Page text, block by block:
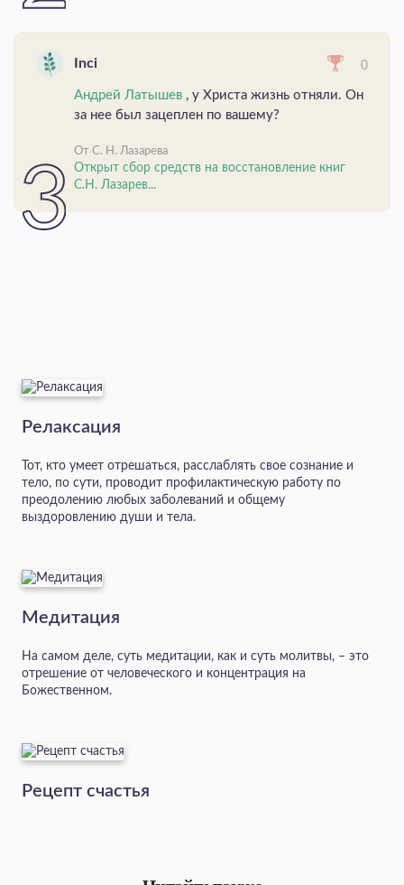
Inci 0
Андрей Латышев , у Христа жизнь отняли. Он
за нее был зацеплен по вашему?
От С. Н. Лазарева
Открыт сбор средств на восстановление книг
С.Н. Лазарев...
Релаксация
Тот, кто умеет отрешаться, расслаблять свое сознание и
тело, по сути, проводит профилактическую работу по
преодолению любых заболеваний и общему
выздоровлению души и тела.
Медитация
На самом деле, суть медитации, как и суть молитвы, – это
отрешение от человеческого и концентрация на
Божественном.
Рецепт счастья